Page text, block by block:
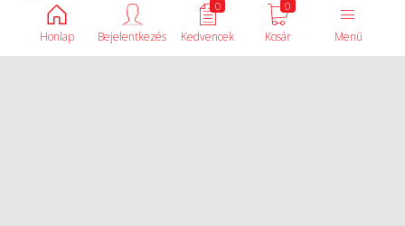
Honlap Menü
0
Kosár
0
Kedvencek
Bejelentkezés